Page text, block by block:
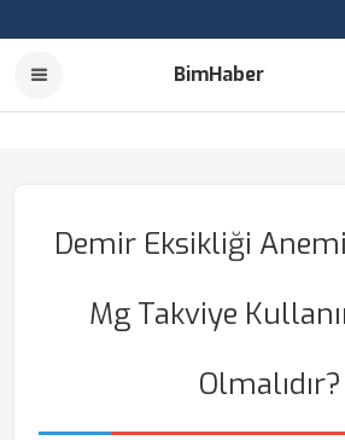
BimHaber
Demir Eksikliği
Mg Takviye
Olmalıdır?